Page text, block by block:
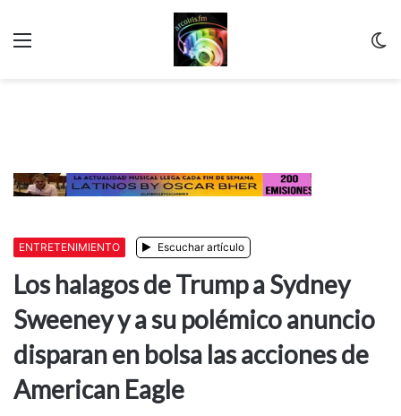
ENTRETENIMIENTO Escuchar artículo
Los halagos de Trump a Sydney
Sweeney y a su polémico anuncio
disparan en bolsa las acciones de
American Eagle